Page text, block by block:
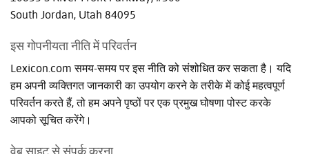
South Jordan, Utah 84095
इस गोपनीयता नीति में परिवर्तन
Lexicon.com समय-समय पर इस नीति को संशोधित कर सकता है। यदि
हम अपनी व्यक्तिगत जानकारी का उपयोग करने के तरीके में कोई महत्वपूर्ण
परिवर्तन करते हैं, तो हम अपने पृष्ठों पर एक प्रमुख घोषणा पोस्ट करके
आपको सूचित करेंगे।
वेब साइट से संपर्क करना